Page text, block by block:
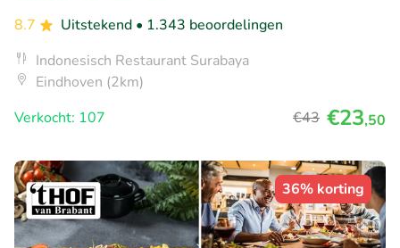
8.7
Uitstekend • 1.343 beoordelingen
Indonesisch Restaurant Surabaya
Eindhoven (2km)
Verkocht: 107
€43 €23,50
36% korting